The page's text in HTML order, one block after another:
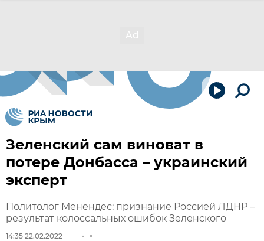
Зеленский сам виноват в
потере Донбасса – украинский
эксперт
Политолог Менендес: признание Россией ЛДНР –
результат колоссальных ошибок Зеленского
14:35 22.02.2022